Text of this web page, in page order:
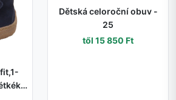
Dětská celoroční obuv -
25
től 15 850 Ft